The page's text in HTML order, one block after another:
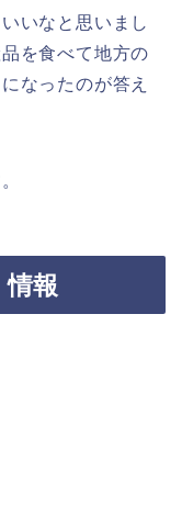
いなと思いまし
を食べて地方の
なったのが答え
報